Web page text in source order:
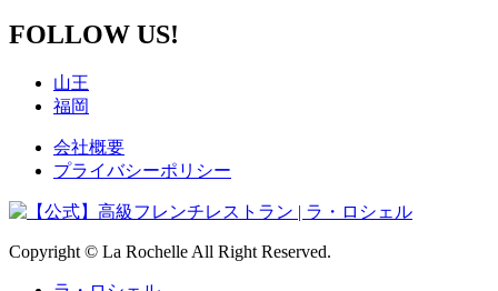
FOLLOW US!
山王
福岡
会社概要
プライバシーポリシー
Copyright © La Rochelle All Right Reserved.